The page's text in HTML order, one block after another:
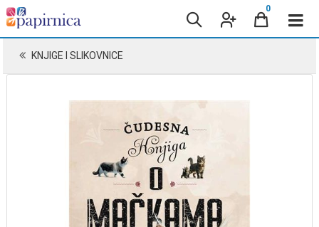
0
KNJIGE I SLIKOVNICE